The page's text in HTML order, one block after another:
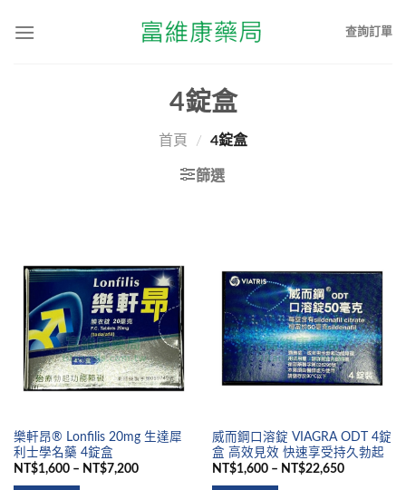
查詢訂單
4錠盒
首頁 / 4錠盒
篩選
樂軒昂® Lonfilis 20mg 生達犀
利士學名藥 4錠盒
NT$1,600 – NT$7,200
威而鋼口溶錠 VIAGRA ODT 4錠
盒 高效見效 快速享受持久勃起
NT$1,600 – NT$22,650